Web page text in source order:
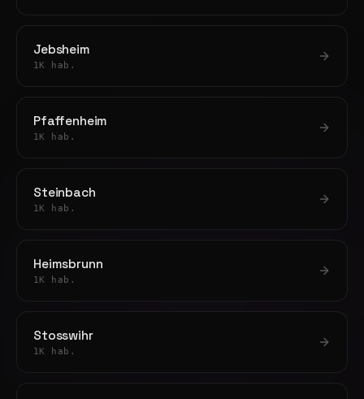
Jebsheim
1K hab.
Pfaffenheim
1K hab.
Steinbach
1K hab.
Heimsbrunn
1K hab.
Stosswihr
1K hab.